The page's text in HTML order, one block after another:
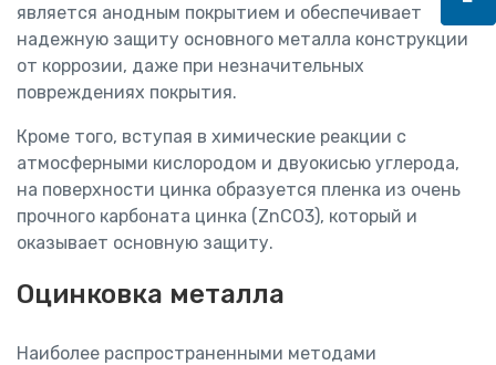
является анодным покрытием и обеспечивает
надежную защиту основного металла конструкции
от коррозии, даже при незначительных
повреждениях покрытия.
Кроме того, вступая в химические реакции с
атмосферными кислородом и двуокисью углерода,
на поверхности цинка образуется пленка из очень
прочного карбоната цинка (ZnCO3), который и
оказывает основную защиту.
Оцинковка металла
Наиболее распространенными методами